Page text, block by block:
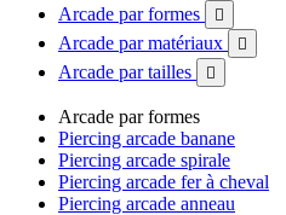
Arcade par formes

Arcade par matériaux 
Arcade par tailles 
Arcade par formes
Piercing arcade banane
Piercing arcade spirale
Piercing arcade fer à cheval
Piercing arcade anneau